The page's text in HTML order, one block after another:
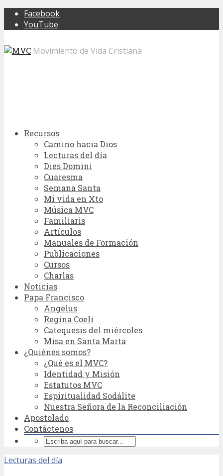
Facebook
YouTube
Movimiento de Vida Cristiana
Recursos
Camino hacia Dios
Lecturas del día
Dies Domini
Cuaresma
Semana Santa
Mi vida en Xto
Música MVC
Familiaris
Artículos
Manuales de Formación
Publicaciones
Cursos
Charlas
Noticias
Papa Francisco
Angelus
Regina Coeli
Catequesis del miércoles
Misa en Santa Marta
¿Quiénes somos?
¿Qué es el MVC?
Identidad y Misión
Estatutos MVC
Espiritualidad Sodálite
Nuestra Señora de la Reconciliación
Apostolado
Contáctenos
Lecturas del día